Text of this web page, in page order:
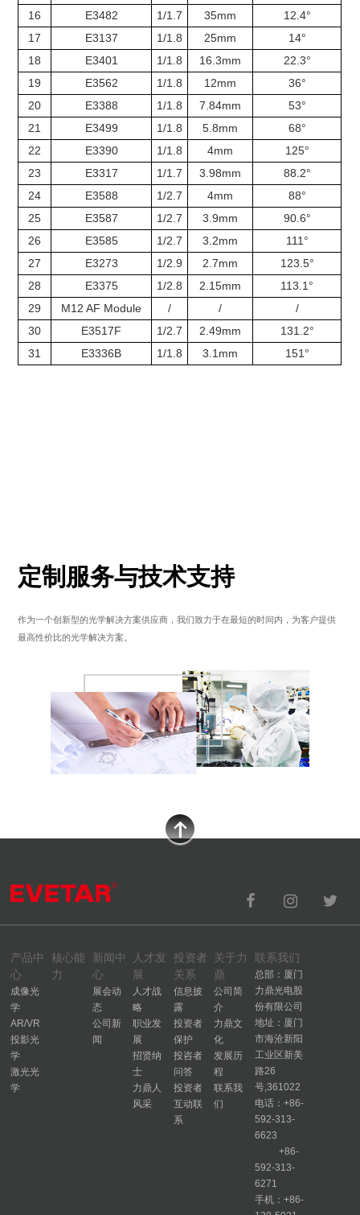
16
E3482 1/1.7 35mm
12.4°
17
E3137 1/1.8 25mm
14°
18
E3401 1/1.8 16.3mm
22.3°
19
E3562 1/1.8 12mm
36°
20
E3388 1/1.8 7.84mm
53°
21
E3499 1/1.8 5.8mm
68°
22
E3390 1/1.8 4mm
125°
23
E3317 1/1.7 3.98mm
88.2°
24
E3588 1/2.7 4mm
88°
25
E3587 1/2.7 3.9mm
90.6°
26
E3585 1/2.7 3.2mm
111°
27
E3273 1/2.9 2.7mm
123.5°
28
E3375 1/2.8 2.15mm
113.1°
29
M12 AF Module / /
/
30
E3517F 1/2.7 2.49mm
131.2°
31
E3336B 1/1.8 3.1mm 151°
定制服务与技术支持
作为一个创新型的光学解决方案供应商，我们致力于在最短的时间内，为客户提供
最高性价比的光学解决方案。
产品中
心
成像光
学
AR/VR
投影光
学
激光光
学
核心能
力
新闻中
心
展会动
态
公司新
闻
人才发
展
人才战
略
职业发
展
招贤纳
士
力鼎人
风采
投资者
关系
信息披
露
投资者
保护
投咨者
问答
投资者
互动联
系
关于力
鼎
公司简
介
力鼎文
化
发展历
程
联系我
们
联系我们
总部：厦门
力鼎光电股
份有限公司
地址：厦门
市海沧新阳
工业区新美
路26
号,361022
电话：+86-
592-313-
6623
+86-
592-313-
6271
手机：+86-